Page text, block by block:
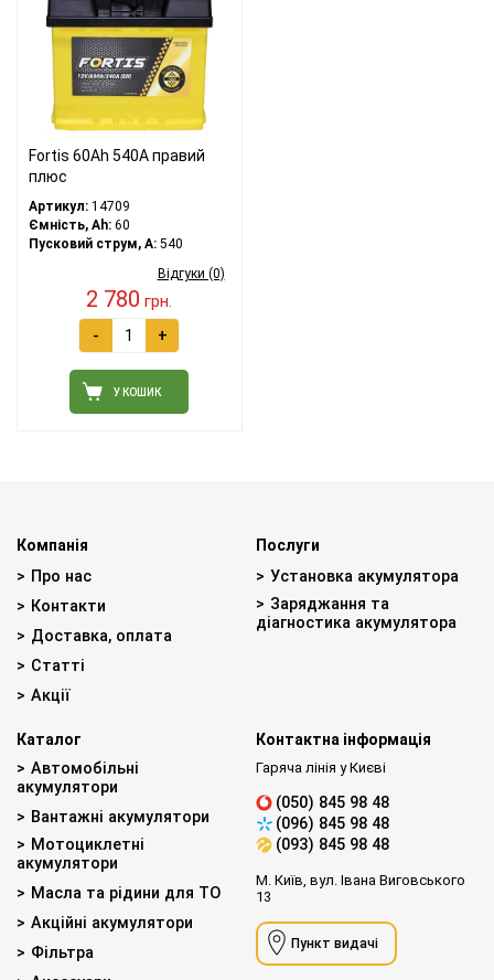
Fortis 60Ah 540A правий
плюс
Артикул: 14709
Ємність, Ah: 60
Пусковий струм, A: 540
Відгуки (0)
2 780 грн.
- +
У КОШИК
Компанія
Про нас
Контакти
Доставка, оплата
Статті
Акції
Послуги
Установка акумулятора
Заряджання та
діагностика акумулятора
Каталог
Автомобільні
акумулятори
Вантажні акумулятори
Мотоциклетні
акумулятори
Масла та рідини для ТО
Акційні акумулятори
Фільтра
Контактна інформація
Гаряча лінія у Києві
(050) 845 98 48
(096) 845 98 48
(093) 845 98 48
М. Київ, вул. Івана Виговського
13
Пункт видачі